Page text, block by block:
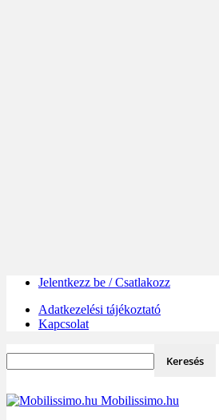
Jelentkezz be / Csatlakozz
Adatkezelési tájékoztató
Kapcsolat
Mobilissimo.hu